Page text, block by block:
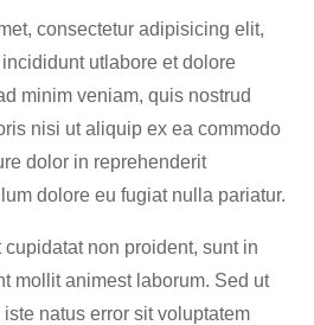
consectetur adipisicing elit,
utlabore et dolore
minim veniam, quis nostrud
nisi ut aliquip ex ea commodo
dolor in reprehenderit
dolore eu fugiat nulla pariatur.
non proident, sunt in
mollit animest laborum. Sed ut
natus error sit voluptatem